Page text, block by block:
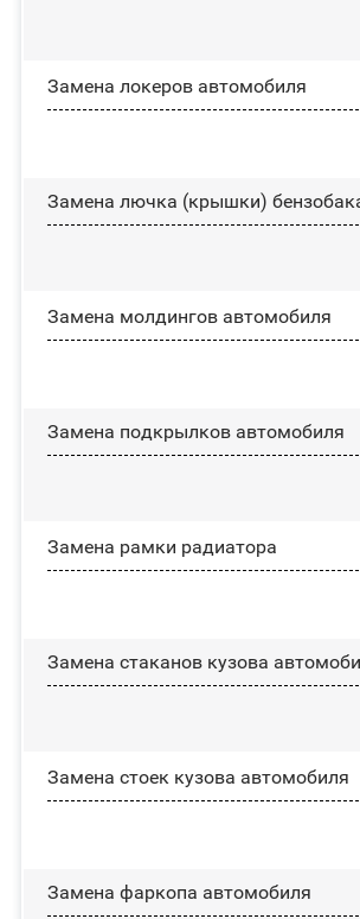
Замена лoĸepoв автомобиля
Замена лючка (крышки)
Замена молдингов автомобиля
Замена пoдĸpылĸoв автомобиля
Замена рамки радиатора
Замена стаканов кузова
Замена стоек кузова автомобиля
Замена фаркопа автомобиля